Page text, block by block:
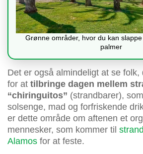
Grønne områder, hvor du kan
palmer
Det er også almindeligt at se folk,
for at tilbringe dagen mellem
“chiringuitos” (strandbarer),
solsenge, mad og forfriskende
er dette område om aftenen et
mennesker, som kommer til
Alamos for at feste.